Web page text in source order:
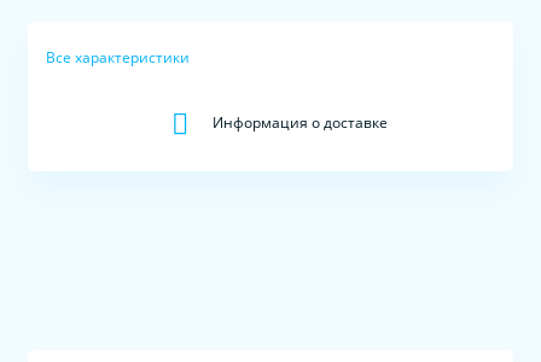
Все характеристики
Информация о доставке